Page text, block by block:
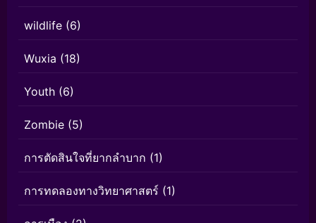
wildlife (6)
Wuxia (18)
Youth (6)
Zombie (5)
การตัดสินใจที่ยากลำบาก (1)
การทดลองทางวิทยาศาสตร์ (1)